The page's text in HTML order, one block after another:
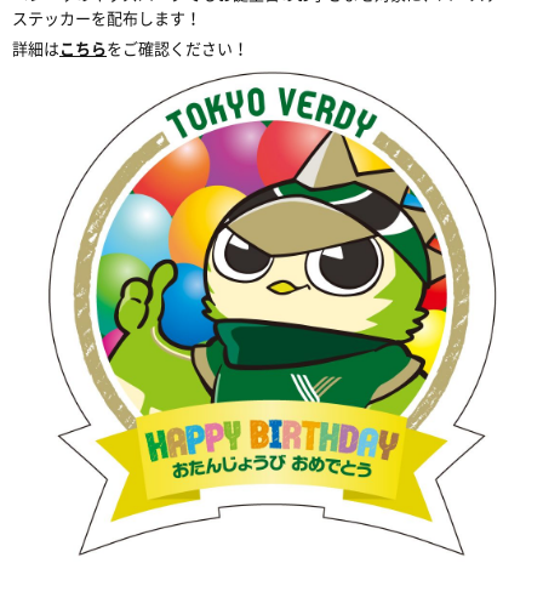
ステッカーを配布します！
詳細はこちらをご確認ください！